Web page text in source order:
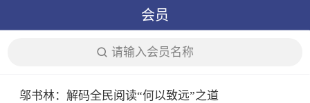
会员
请输入会员名称
邬书林：解码全民阅读“何以致远”之道